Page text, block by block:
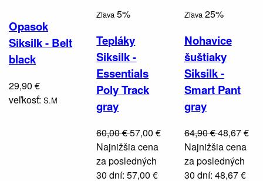
Opasok
Siksilk - Belt
black
29,90 €
veľkosť: S.M
Zľava 5%
Tepláky
Siksilk -
Essentials
Poly Track
gray
60,00 €57,00 €
Najnižšia cena
za posledných
30 dní: 57,00 €
Zľava25%
Nohavice
šuštiaky
Siksilk -
Smart Pant
gray
64,90 €48,67 €
Najnižšia cena
za posledných
30 dní: 48,67 €